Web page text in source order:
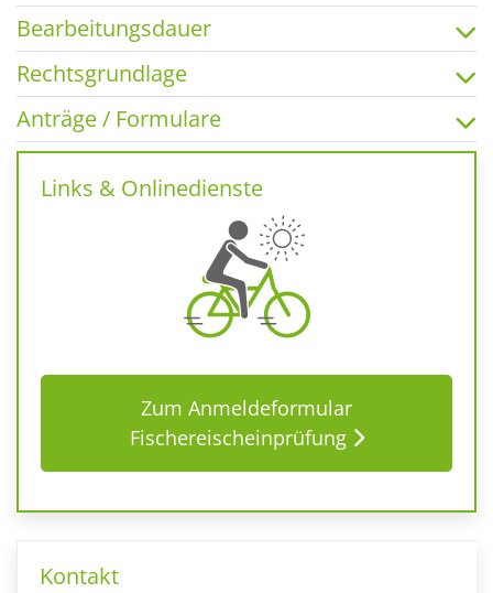
Bearbeitungsdauer
Rechtsgrundlage
Anträge / Formulare
Links & Onlinedienste
Zum Anmeldeformular
Fischereischeinprüfung
Kontakt